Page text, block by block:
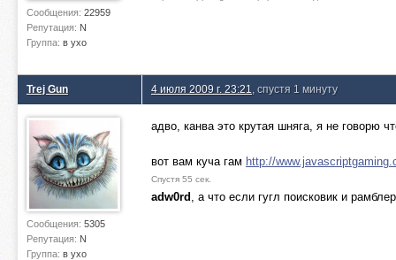
Сообщения: 22959
Репутация: N
Группа: в ухо
Trej Gun
Сообщения: 5305
Репутация: N
Группа: в ухо
4 июля 2009 г. 23:21 , спустя 1 минуту
адво, канва это крутая шняга, я не говорю
вот вам куча гам http://
Спустя 55 сек.
adw0rd , а что если гугл поисковик и